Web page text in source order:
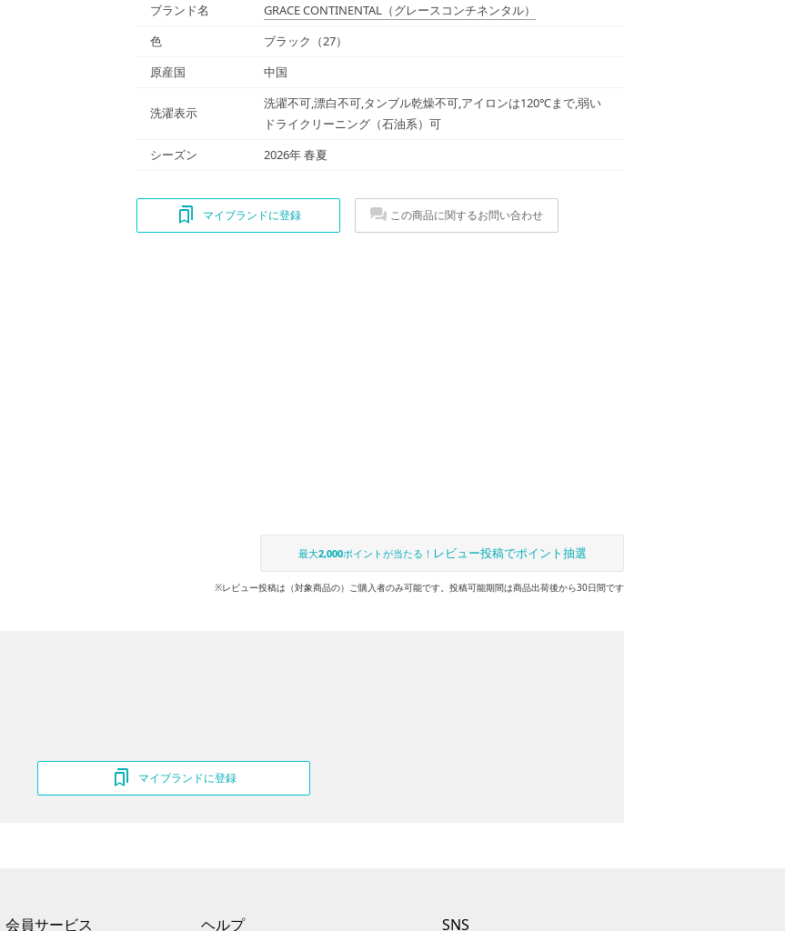
ブランド名 GRACE CONTINENTAL （グレースコンチネンタル）
色
ブラック（27）
原産国
中国
洗濯表示
洗濯不可,漂白不可,タンブル乾燥不可,アイロンは120℃まで,弱い
ドライクリーニング（石油系）可
シーズン
2026年 春夏
マイブランドに登録 この商品に関するお問い合わせ
最大2,000ポイントが当たる！ レビュー投稿でポイント抽選
※レビュー投稿は（対象商品の）ご購入者のみ可能です。投稿可能期間は商品出荷後から30日間です
マイブランドに登録
会員サービス ヘルプ SNS